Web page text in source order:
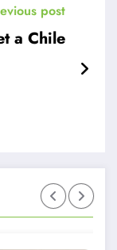
post
a Chile